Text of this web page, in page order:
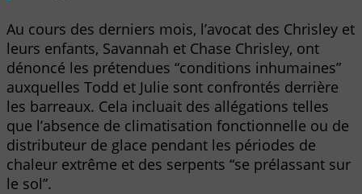
Au cours des derniers mois, l’avocat des Chrisley et
leurs enfants, Savannah et Chase Chrisley, ont
dénoncé les prétendues “conditions inhumaines”
auxquelles Todd et Julie sont confrontés derrière
les barreaux. Cela incluait des allégations telles
que l’absence de climatisation fonctionnelle ou de
distributeur de glace pendant les périodes de
chaleur extrême et des serpents “se prélassant sur
le sol”.